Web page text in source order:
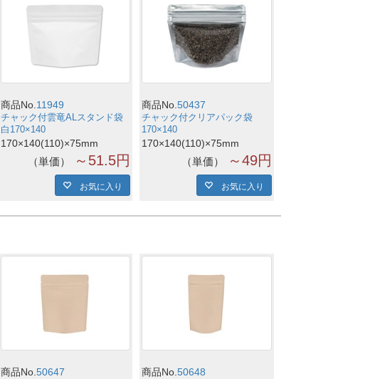
商品No. 11949
チャック付雲竜ALスタンド袋
白170×140
170×140(110)×75mm
単価 ～51.5円
お気に入り
商品No.50437
チャック付クリアパック袋
170×140
170×140(110)×75mm
単価 ～49円
お気に入り
商品No.50647 商品No.50648